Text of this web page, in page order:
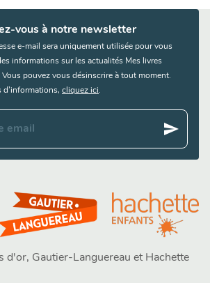
vous à notre newsletter
e-mail sera uniquement utilisée pour vous
informations sur les actualités Mes livres
Vous pouvez vous désinscrire à tout moment.
d’informations, cliquez ici.
email send
d'or, Gautier-Languereau et Hachette